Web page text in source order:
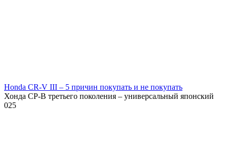
Honda CR-V III – 5 причин покупать и не покупать
Хонда СР-В третьего поколения – универсальный японский
025